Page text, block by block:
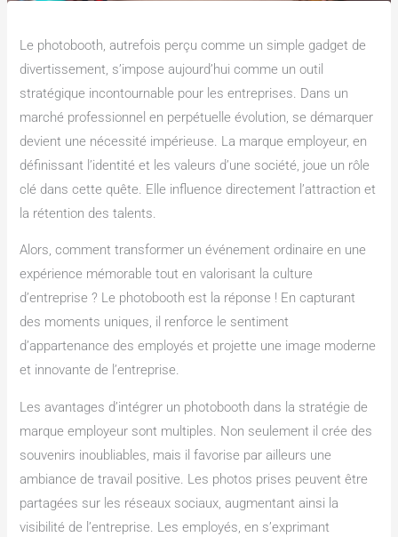
Le photobooth, autrefois perçu comme un simple gadget de
divertissement, s’impose aujourd’hui comme un outil
stratégique incontournable pour les entreprises. Dans un
marché professionnel en perpétuelle évolution, se démarquer
devient une nécessité impérieuse. La marque employeur, en
définissant l’identité et les valeurs d’une société, joue un rôle
clé dans cette quête. Elle influence directement l’attraction et
la rétention des talents.
Alors, comment transformer un événement ordinaire en une
expérience mémorable tout en valorisant la culture
d’entreprise ? Le photobooth est la réponse ! En capturant
des moments uniques, il renforce le sentiment
d’appartenance des employés et projette une image moderne
et innovante de l’entreprise.
Les avantages d’intégrer un photobooth dans la stratégie de
marque employeur sont multiples. Non seulement il crée des
souvenirs inoubliables, mais il favorise par ailleurs une
ambiance de travail positive. Les photos prises peuvent être
partagées sur les réseaux sociaux, augmentant ainsi la
visibilité de l’entreprise. Les employés, en s’exprimant